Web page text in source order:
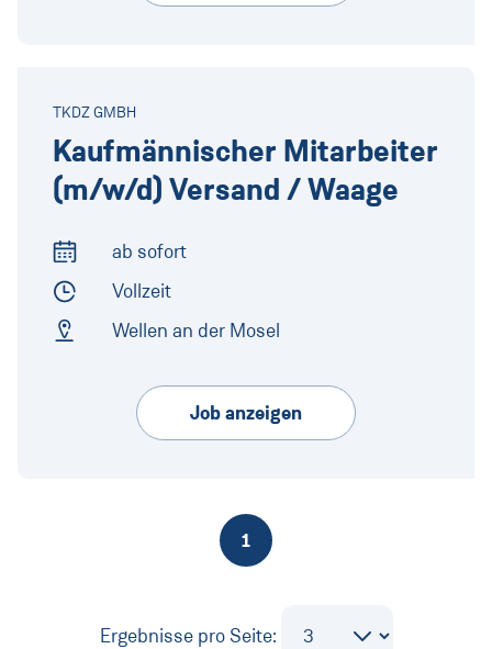
TKDZ GMBH
Kaufmännischer Mitarbeiter
(m/w/d) Versand / Waage
Arbeitsbeginn
ab sofort
Arbeitszeit
Vollzeit
Wellen an der Mosel
Job anzeigen
1
Ergebnisse pro Seite: